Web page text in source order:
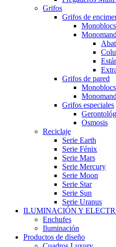
Grifos
Grifos de
Monoblocs
Grifos de pared
Monoblocs
Grifos especiales
Osmosis
Reciclaje
Serie Earth
Serie Fénix
Serie Mars
Serie Mercury
Serie Moon
Serie Star
Serie Sun
Serie Uranus
ILUMINACIÓN Y
Enchufes
Iluminación
Productos de diseño